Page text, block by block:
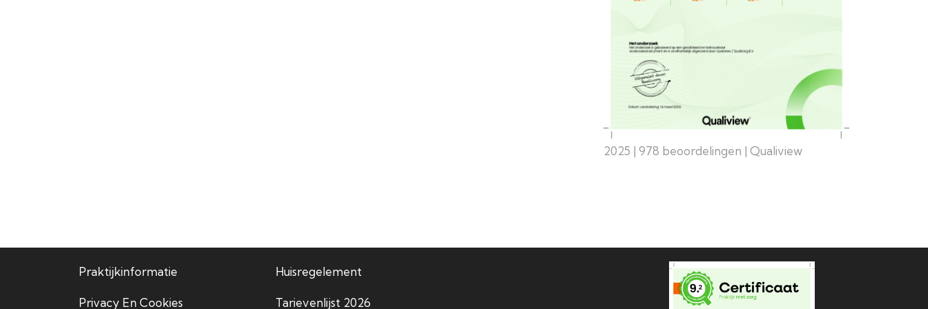
2025 | 978 beoordelingen | Qualiview
Praktijkinformatie
Privacy En Cookies
Huisregelement
Tarievenlijst 2026